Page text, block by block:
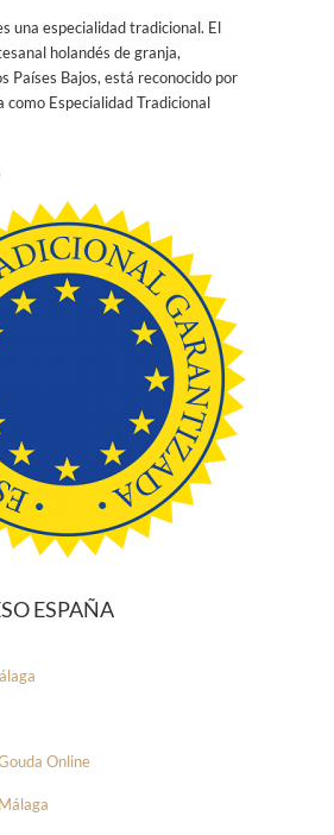
una especialidad tradicional. El
holandés de granja,
Países Bajos, está reconocido por
como Especialidad Tradicional
ESPAÑA
Online